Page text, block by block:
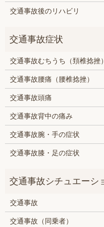
交通事故後のリハビリ
交通事故むちうち（頚椎捻挫）
交通事故腰痛（腰椎捻挫）
交通事故頭痛
交通事故背中の痛み
交通事故腕・手の症状
交通事故膝・足の症状
交通事故
交通事故（同乗者）